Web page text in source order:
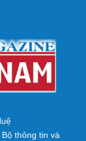
thông tin và